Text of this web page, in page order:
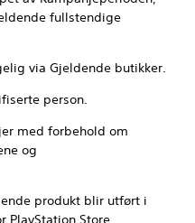
fullstendige
via Gjeldende butikker.
person.
forbehold om
og
produkt blir utført i
Store.